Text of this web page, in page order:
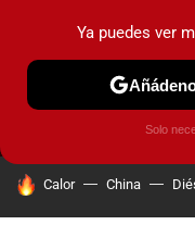
MENÚ
COCHES
HOY SE HABLA DE
Calor China
Ya puedes ver
Solo